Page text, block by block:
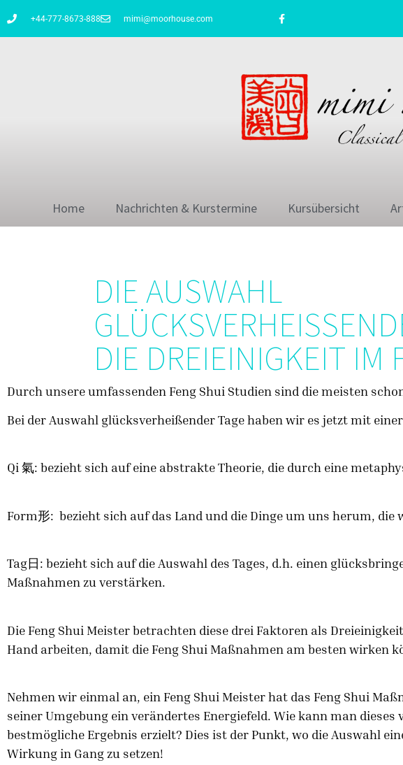
+44-777-8673-888 mimi@moorhouse.com
Home Nachrichten & Kurstermine Kursübersicht
DIE AUSWAHL
IE DREIEINIGKEIT IM
Durch unsere umfassenden Feng Shui Studien sind die meisten
Bei der Auswahl glücksverheißender Tage haben wir es jetzt mit
Qi 氣: bezieht sich auf eine abstrakte Theorie, die durch eine
Form形: bezieht sich auf das Land und die Dinge um uns herum,
Tag日: bezieht sich auf die Auswahl des Tages, d.h. einen
Maßnahmen zu verstärken.
Die Feng Shui Meister betrachten diese drei Faktoren als
Hand arbeiten, damit die Feng Shui Maßnahmen am besten wirken
Nehmen wir einmal an, ein Feng Shui Meister hat das Feng Shui
seiner Umgebung ein verändertes Energiefeld. Wie kann man
bestmögliche Ergebnis erzielt? Dies ist der Punkt, wo die Auswahl
Wirkung in Gang zu setzen!